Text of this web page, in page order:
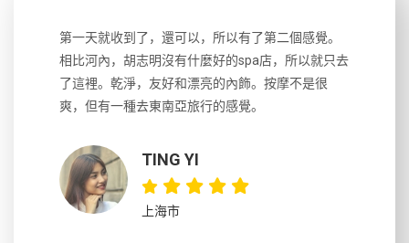
第一天就收到了，還可以，所以有了第二個感覺。
相比河內，胡志明沒有什麼好的spa店，所以就只去
了這裡。乾淨，友好和漂亮的內飾。按摩不是很
爽，但有一種去東南亞旅行的感覺。
TING YI
上海市